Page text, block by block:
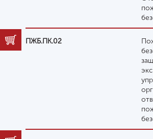
ПЖБ.ПК.02